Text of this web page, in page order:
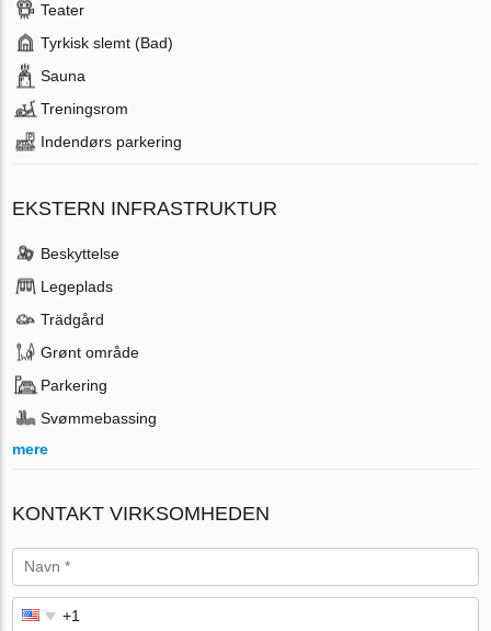
Teater
Tyrkisk slemt (Bad)
Sauna
Treningsrom
Indendørs parkering
EKSTERN INFRASTRUKTUR
Beskyttelse
Legeplads
Trädgård
Grønt område
Parkering
Svømmebassing
mere
KONTAKT VIRKSOMHEDEN